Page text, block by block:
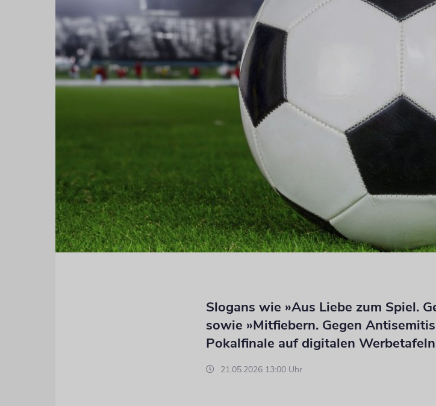
Slogans wie »Aus Liebe zum Spiel.
sowie »Mitfiebern. Gegen
Pokalfinale auf digitalen
21.05.2026 13:00 Uhr